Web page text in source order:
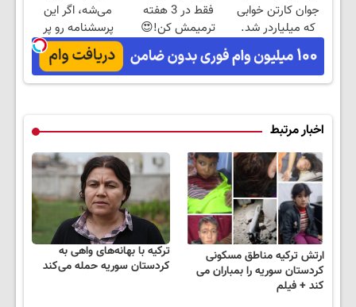
جوان کارتن خوابی
که میلیاردر شد.
آموزش رایگان
فقط در 3 هفته
ترمیمش کن!😍
می‌شه، اگر این
پرسشنامه رو پر
کنی!!
اخبار مرتبط
ارتش ترکیه مناطق مسکونی
کردستان سوریه را بمباران می
کند + فیلم
ترکیه با بهانه‌های واهی به
کردستان سوریه حمله می‌کند